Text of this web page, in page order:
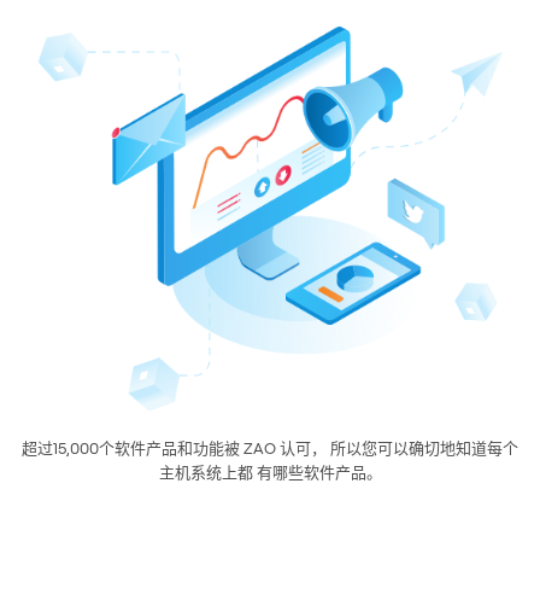
超过15,000个软件产品和功能被 ZAO 认可， 所以您可以确切地知道每个
主机系统上都 有哪些软件产品。